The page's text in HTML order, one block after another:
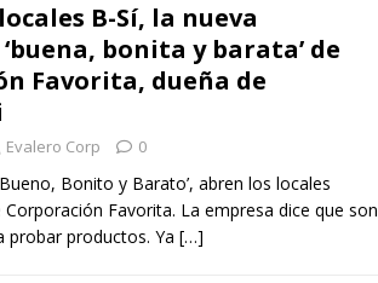
B-Sí, la nueva
bonita y barata’ de
Favorita, dueña de
Evalero Corp 0
Bonito y Barato’, abren los locales
Favorita. La empresa dice que son
probar productos. Ya […]